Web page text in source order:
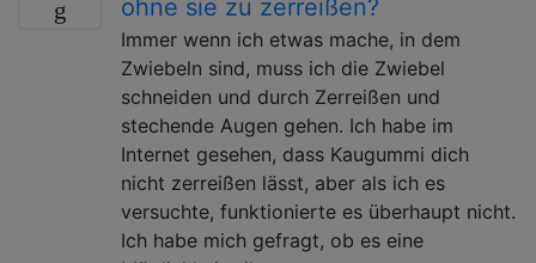
ohne sie zu zerreißen?
Immer wenn ich etwas mache, in dem
Zwiebeln sind, muss ich die Zwiebel
schneiden und durch Zerreißen und
stechende Augen gehen. Ich habe im
Internet gesehen, dass Kaugummi dich
nicht zerreißen lässt, aber als ich es
versuchte, funktionierte es überhaupt nicht.
Ich habe mich gefragt, ob es eine